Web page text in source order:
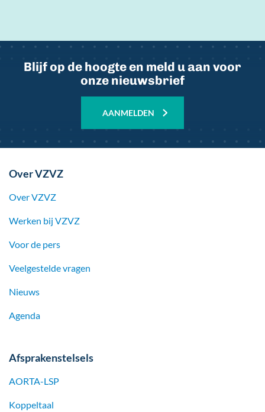
Blijf op de hoogte en meld u aan voor
onze nieuwsbrief
AANMELDEN
Over VZVZ
Over VZVZ
Werken bij VZVZ
Voor de pers
Veelgestelde vragen
Nieuws
Agenda
Afsprakenstelsels
AORTA-LSP
Koppeltaal